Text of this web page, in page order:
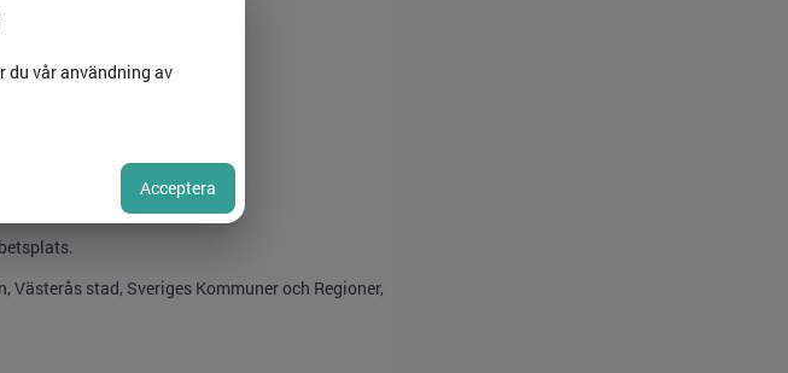
stad, Sveriges Kommuner och Regioner,
du vår användning av
Acceptera